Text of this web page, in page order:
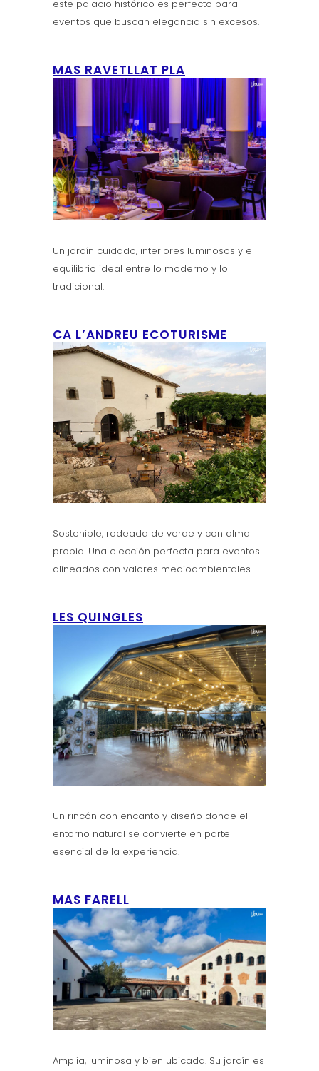
este palacio histórico es perfecto para
eventos que buscan elegancia sin excesos.
MAS RAVETLLAT PLA
Un jardín cuidado, interiores luminosos y el
equilibrio ideal entre lo moderno y lo
tradicional.
CA L’ANDREU ECOTURISME
Sostenible, rodeada de verde y con alma
propia. Una elección perfecta para eventos
alineados con valores medioambientales.
LES QUINGLES
Un rincón con encanto y diseño donde el
entorno natural se convierte en parte
esencial de la experiencia.
MAS FARELL
Amplia, luminosa y bien ubicada. Su jardín es